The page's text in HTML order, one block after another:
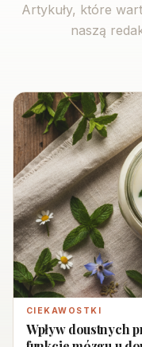
Artykuły, które
naszą
CIEKAWOSTKI
Wpływ doustnych